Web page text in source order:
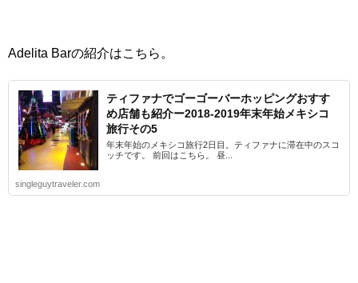
Adelita Barの紹介はこちら。
ティファナでゴーゴーバーホッピングおすす
め店舗も紹介ー2018-2019年末年始メキシコ
旅行その5
年末年始のメキシコ旅行2日目。ティファナに滞在中のスコ
ッチです。 前回はこちら。 昼...
singleguytraveler.com